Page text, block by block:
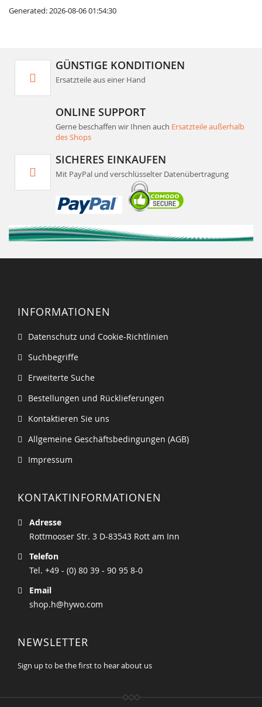
Generated: 2026-08-06 01:54:30
GÜNSTIGE KONDITIONEN
Ersatzteile aus einer Hand
ONLINE SUPPORT
Gerne beschaffen wir Ihnen auch Ersatzteile außerhalb
des Shops
SICHERES EINKAUFEN
Mit PayPal und verschlüsselter Datenübertragung
INFORMATIONEN
Datenschutz und Cookie-Richtlinien
Suchbegriffe
Erweiterte Suche
Bestellungen und Rücklieferungen
Kontaktieren Sie uns
Allgemeine Geschäftsbedingungen (AGB)
Impressum
KONTAKTINFORMATIONEN
Adresse
Rottmooser Str. 3 D-83543 Rott am Inn
Telefon
Tel. +49 - (0) 80 39 - 90 95 8-0
Email
shop.h@hywo.com
NEWSLETTER
Sign up to be the first to hear about us